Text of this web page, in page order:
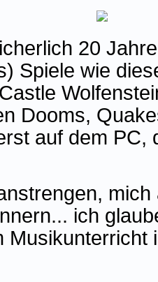
20
Spiele wie
Dooms,
auf dem PC,
ich
Musikunterricht